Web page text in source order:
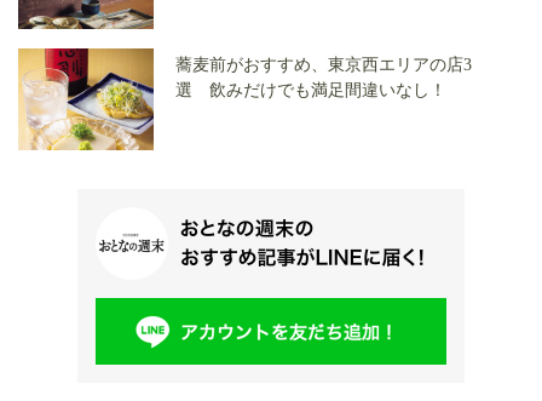
蕎麦前がおすすめ、東京西エリアの店3
選 飲みだけでも満足間違いなし！